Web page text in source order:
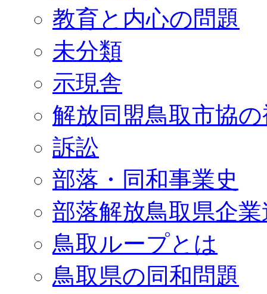
教育と内心の問題
未分類
示現舎
解放同盟鳥取市協
訴訟
部落・同和事業史
部落解放鳥取県企
鳥取ループとは
鳥取県の同和問題